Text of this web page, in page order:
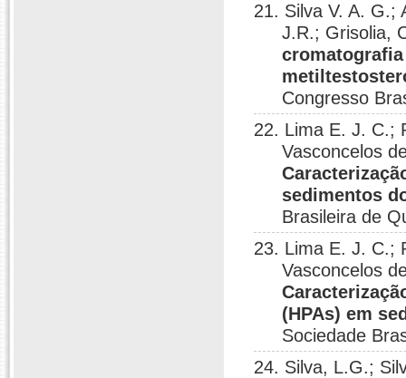
21. Silva V. A. G.;
J.R.; Grisolia,
Congresso
22. Lima E. J. C.;
Vasconcelos
sedimentos
Brasileira de
23. Lima E. J. C.;
Vasconcelos
(HPAs) em
Sociedade
24. Silva, L.G.;